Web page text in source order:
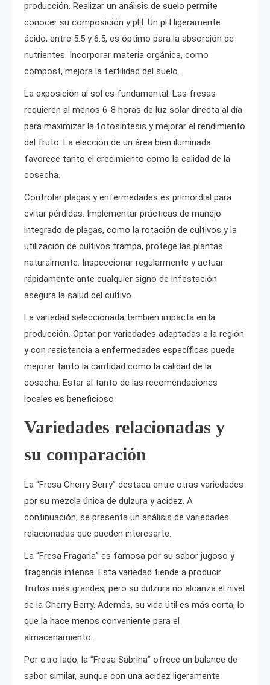
producción. Realizar un análisis de suelo permite
conocer su composición y pH. Un pH ligeramente
ácido, entre 5.5 y 6.5, es óptimo para la absorción de
nutrientes. Incorporar materia orgánica, como
compost, mejora la fertilidad del suelo.
La exposición al sol es fundamental. Las fresas
requieren al menos 6-8 horas de luz solar directa al día
para maximizar la fotosíntesis y mejorar el rendimiento
del fruto. La elección de un área bien iluminada
favorece tanto el crecimiento como la calidad de la
cosecha.
Controlar plagas y enfermedades es primordial para
evitar pérdidas. Implementar prácticas de manejo
integrado de plagas, como la rotación de cultivos y la
utilización de cultivos trampa, protege las plantas
naturalmente. Inspeccionar regularmente y actuar
rápidamente ante cualquier signo de infestación
asegura la salud del cultivo.
La variedad seleccionada también impacta en la
producción. Optar por variedades adaptadas a la región
y con resistencia a enfermedades específicas puede
mejorar tanto la cantidad como la calidad de la
cosecha. Estar al tanto de las recomendaciones
locales es beneficioso.
Variedades relacionadas y
su comparación
La “Fresa Cherry Berry” destaca entre otras variedades
por su mezcla única de dulzura y acidez. A
continuación, se presenta un análisis de variedades
relacionadas que pueden interesarte.
La “Fresa Fragaria” es famosa por su sabor jugoso y
fragancia intensa. Esta variedad tiende a producir
frutos más grandes, pero su dulzura no alcanza el nivel
de la Cherry Berry. Además, su vida útil es más corta, lo
que la hace menos conveniente para el
almacenamiento.
Por otro lado, la “Fresa Sabrina” ofrece un balance de
sabor similar, aunque con una acidez ligeramente